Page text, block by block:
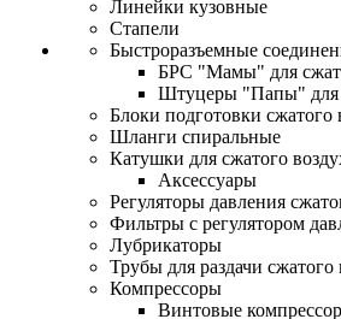
Линейки кузовные
Стапели
Быстроразъемные
БРС "Мамы" для
Штуцеры "Папы" для
Блоки подготовки сжатого
Шланги спиральные
Катушки для сжатого
Аксессуары
Регуляторы давления
Фильтры с регулятором
Лубрикаторы
Трубы для раздачи сжатого
Компрессоры
Винтовые